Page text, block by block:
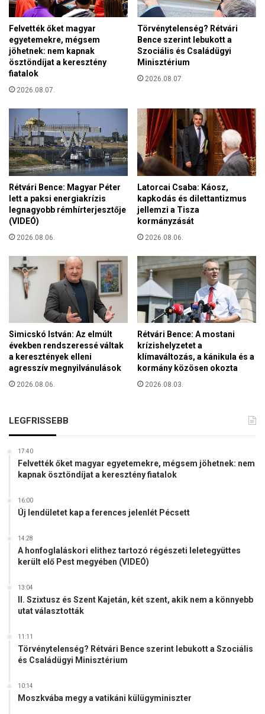
á
k
o
z
t
k
R
ó
m
a
i
M
a
g
y
A
é
m
i
á
n
e
l
m
e
t
a
z
é
e
h
a
m
i
s
í
t
s
Felvették őket magyar
egyetemekre, mégsem
jöhetnek: nem kapnak
ösztöndíjat a keresztény
fiatalok
2026.08.07.
Törvénytelenség? Rétvári
Bence szerint lebukott a
Szociális és Családügyi
Minisztérium
2026.08.07.
Rétvári Bence: Magyar Péter
lett a paksi energiakrízis
legnagyobb rémhírterjesztője
(VIDEÓ)
2026.08.06.
Latorcai Csaba: Káosz,
kapkodás és dilettantizmus
jellemzi a Tisza
kormányzását
2026.08.06.
Simicskó István: Az elmúlt
években rendszeressé váltak
a keresztények elleni
agresszív megnyilvánulások
2026.08.06.
Rétvári Bence: A mostani
krízishelyzetet a
klímaváltozás, a kánikula és a
kormány közösen okozta
2026.08.03.
LEGFRISSEBB
17:40
Felvették őket magyar egyetemekre, mégsem jöhetnek: nem
kapnak ösztöndíjat a keresztény fiatalok
16:00
Új lendületet kap a ferences jelenlét Pécsett
14:28
A honfoglaláskori elithez tartozó régészeti leletegyüttes
került elő Pest megyében (VIDEÓ)
13:04
II. Szixtusz és Szent Kajetán, két szent, akik nem a könnyebb
utat választották
11:11
Törvénytelenség? Rétvári Bence szerint lebukott a Szociális
és Családügyi Minisztérium
10:14
Moszkvába megy a vatikáni külügyminiszter